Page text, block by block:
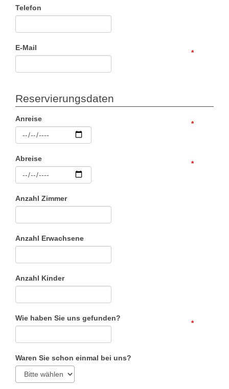
Telefon
E-Mail
*
Reservierungsdaten
Anreise
*
Abreise
*
Anzahl Zimmer
Anzahl Erwachsene
Anzahl Kinder
Wie haben Sie uns gefunden?
*
Waren Sie schon einmal bei uns?